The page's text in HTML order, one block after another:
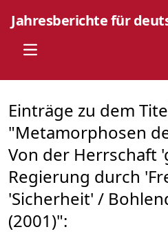
Jahresberichte für
Open main menu
Einträge zu dem
"Metamorphosen
Von der Herrschaft
Regierung durch
'Sicherheit' /
(2001)":